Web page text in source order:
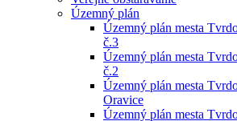
Územný plán
Územný plán mesta
č.3
Územný plán mesta
č.2
Územný plán mesta
Oravice
Územný plán mesta